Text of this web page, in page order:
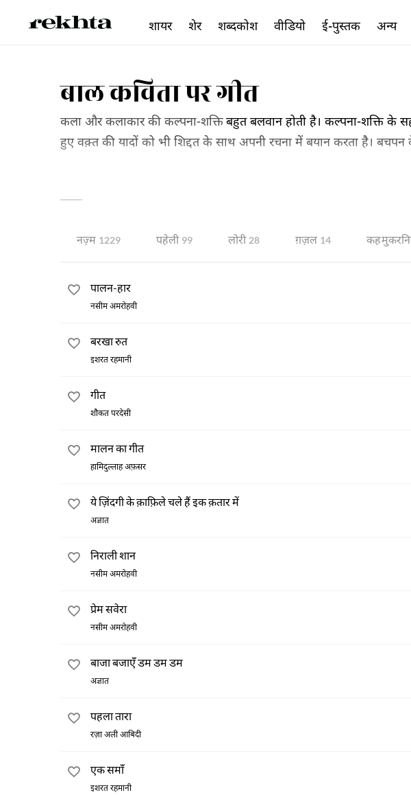
बाल कविता पर गीत
कला और कलाकार की कल्पना-शक्तिबहुत बलवान होती है। कल्पना-शक्ति के
हुए वक़्त की यादों को भी शिद्दत के साथ अपनी रचना में बयान करता है।
सच्चे-पन को अपनी रचना में चित्रित करना आसान नहीं होता। लेकिन शायरी
की अपनी लाचारी भी है ।बचपन के एहसास से ओत-प्रोत शायरी हमारी इसी
नज़्म 1229 पहेली 99 लोरी 28 ग़ज़ल 14 कह
पालन-हार
नसीम अमरोहवी
बरखा रुत
इशरत रहमानी
गीत
शौकत परदेसी
मालन का गीत
हामिदुल्लाह अफ़सर
ये ज़िंदगी के क़ाफ़िले चले हैं इक क़तार में
अज्ञात
निराली शान
नसीम अमरोहवी
प्रेम सवेरा
नसीम अमरोहवी
बाजा बजाएँ डम डम डम
अज्ञात
पहला तारा
रज़ा अली आबिदी
एक समाँ
इशरत रहमानी
शायर शेर शब्दकोश वीडियो ई-पुस्तक अन्य